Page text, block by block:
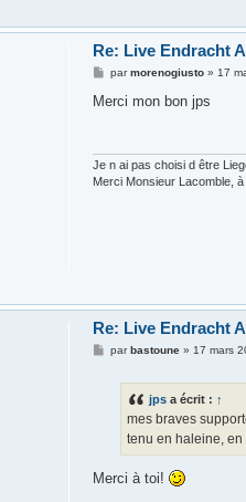
Re: Live Endracht
M
s
parmorenogiusto » 17
Merci mon bon jps
Je n ai pas choisi d être
Merci Monsieur Lacomble,
Re: Live Endracht
Mparbastoune » 17 mars
jps a écrit : ↑
mes braves
tenu en haleine,
Merci à toi!